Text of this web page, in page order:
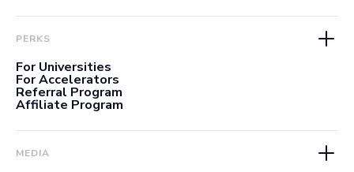
PERKS
For Universities
For Accelerators
Referral Program
Affiliate Program
MEDIA